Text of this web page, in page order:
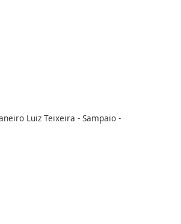
Luiz Teixeira - Sampaio -